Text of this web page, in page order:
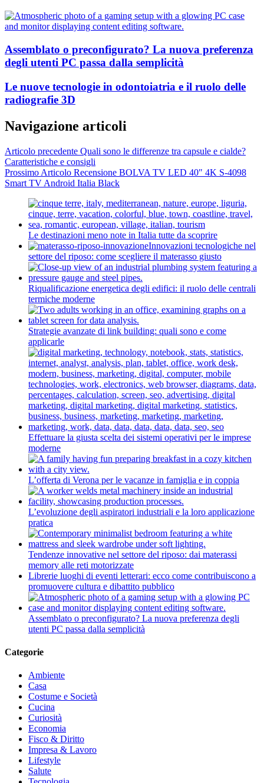
Assemblato o preconfigurato? La nuova preferenza
degli utenti PC passa dalla semplicità
Le nuove tecnologie in odontoiatria e il ruolo delle
radiografie 3D
Navigazione articoli
Articolo precedente Quali sono le differenze tra capsule e cialde?
Caratteristiche e consigli
Prossimo Articolo Recensione BOLVA TV LED 40″ 4K S-4098
Smart TV Android Italia Black
Le destinazioni meno note in Italia tutte da scoprire
Innovazioni tecnologiche nel
settore del riposo: come scegliere il materasso giusto
Riqualificazione energetica degli edifici: il ruolo delle centrali
termiche moderne
Strategie avanzate di link building: quali sono e come
applicarle
Effettuare la giusta scelta dei sistemi operativi per le imprese
moderne
L’offerta di Verona per le vacanze in famiglia e in coppia
L’evoluzione degli aspiratori industriali e la loro applicazione
pratica
Tendenze innovative nel settore del riposo: dai materassi
memory alle reti motorizzate
Librerie luoghi di eventi letterari: ecco come contribuiscono a
promuovere cultura e dibattito pubblico
Assemblato o preconfigurato? La nuova preferenza degli
utenti PC passa dalla semplicità
Categorie
Ambiente
Casa
Costume e Società
Cucina
Curiosità
Economia
Fisco & Diritto
Impresa & Lavoro
Lifestyle
Salute